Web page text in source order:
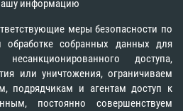
информацию
меры безопасности по
обработке собранных данных для
доступа,
или уничтожения, ограничиваем
подрядчикам и агентам доступ к
постоянно совершенствуем